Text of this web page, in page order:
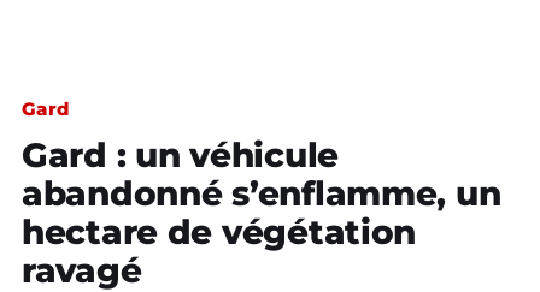
Gard
Gard : un véhicule
abandonné s’enflamme, un
hectare de végétation
ravagé